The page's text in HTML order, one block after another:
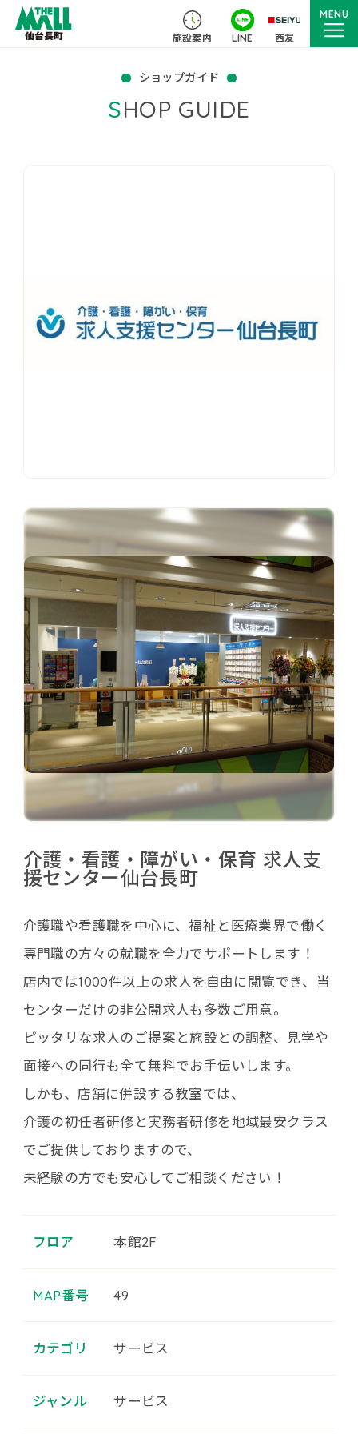
施設案内 LINE 西友
MENU
ショップガイド
SHOP GUIDE
介護・看護・障がい・保育 求人支
援センター仙台長町
介護職や看護職を中心に、福祉と医療業界で働く
専門職の方々の就職を全力でサポートします！
店内では1000件以上の求人を自由に閲覧でき、当
センターだけの非公開求人も多数ご用意。
ピッタリな求人のご提案と施設との調整、見学や
面接への同行も全て無料でお手伝いします。
しかも、店舗に併設する教室では、
介護の初任者研修と実務者研修を地域最安クラス
でご提供しておりますので、
未経験の方でも安心してご相談ください！
フロア 本館2F
MAP番号 49
カテゴリ サービス
ジャンル サービス